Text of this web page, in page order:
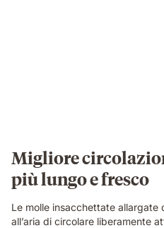
Migliore
più lungo e fresco
Le molle insacchettate
all’aria di circolare liberamente